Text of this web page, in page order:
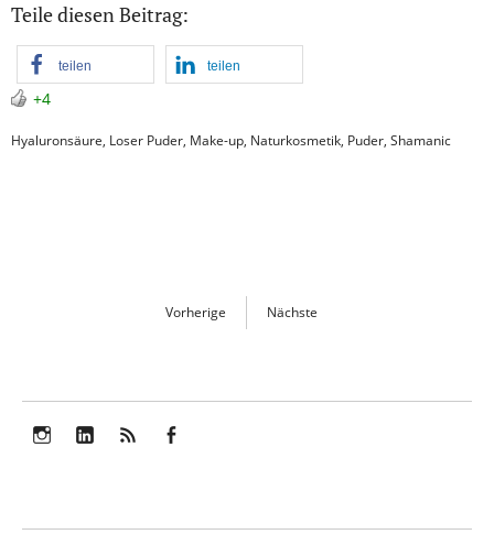
Teile diesen Beitrag:
teilen teilen
+4
Hyaluronsäure, Loser Puder, Make-up, Naturkosmetik, Puder, Shamanic
Vorherige Nächste